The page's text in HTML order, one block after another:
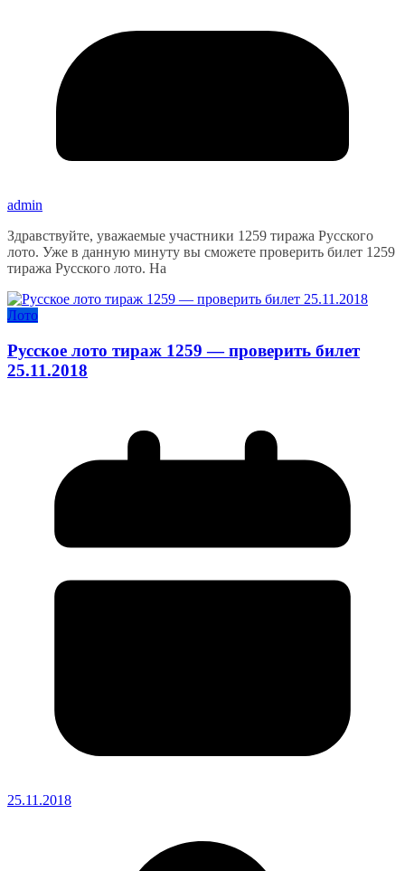
admin
Здравствуйте, уважаемые участники 1259 тиража Русского
лото. Уже в данную минуту вы сможете проверить билет 1259
тиража Русского лото. На
Лото
Русское лото тираж 1259 — проверить билет
25.11.2018
25.11.2018